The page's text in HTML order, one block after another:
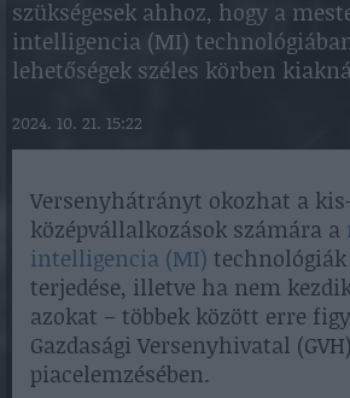
szükségesek ahhoz, hogy a
intelligencia (MI)
lehetőségek széles körben
2024. 10. 21. 15:22
Versenyhátrányt okozhat a
középvállalkozások számára a
intelligencia (MI)
terjedése, illetve ha nem
azokat – többek között erre
Gazdasági Versenyhivatal
piacelemzésében.